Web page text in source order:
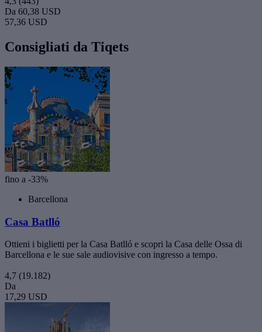
Da 60,38 USD
57,36 USD
Consigliati da Tiqets
fino a -33%
Barcellona
Casa Batlló
Ottieni i biglietti per la Casa Batlló e scopri la Casa delle Ossa di
Barcellona e le sue sale audiovisive con ingresso a tempo.
4,7 (19.182)
Da
17,29 USD